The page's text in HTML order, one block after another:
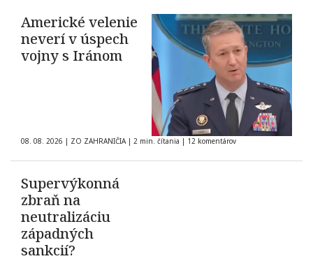
Americké velenie
neverí v úspech
vojny s Iránom
08. 08. 2026 | ZO ZAHRANIČIA | 2 min. čítania | 12 komentárov
Supervýkonná
zbraň na
neutralizáciu
západných
sankcií?